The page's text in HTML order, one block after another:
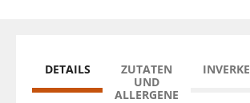
DETAILS
ZUTATEN
UND
ALLERGENE